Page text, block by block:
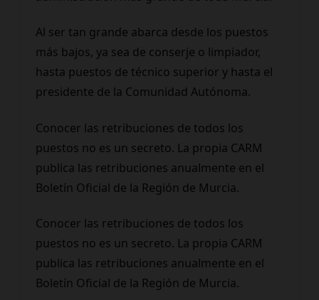
Al ser tan grande abarca desde los puestos
más bajos, ya sea de conserje o limpiador,
hasta puestos de técnico superior y hasta el
presidente de la Comunidad Autónoma.
Conocer las retribuciones de todos los
puestos no es un secreto. La propia CARM
publica las retribuciones anualmente en el
Boletín Oficial de la Región de Murcia.
Conocer las retribuciones de todos los
puestos no es un secreto. La propia CARM
publica las retribuciones anualmente en el
Boletín Oficial de la Región de Murcia.